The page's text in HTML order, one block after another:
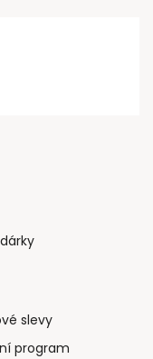
slevy
program